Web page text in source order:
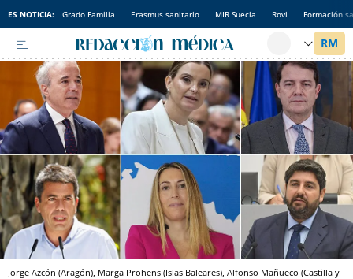
ES NOTICIA: Grado Familia Erasmus sanitario MIR Suecia Rovi Formación
Jorge Azcón (Aragón), Marga Prohens (Islas Baleares), Alfonso Mañueco (Castilla y